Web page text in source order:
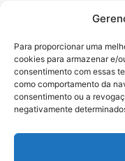
Para proporcionar uma
cookies para armazenar e/
consentimento com essas
como comportamento da
consentimento ou a
negativamente
Site oficial do pré